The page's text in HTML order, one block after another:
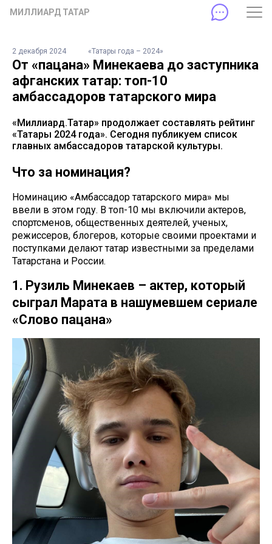
МИЛЛИАРД ТАТАР
2 декабря 2024 «Татары года – 2024»
От «пацана» Минекаева до заступника
афганских татар: топ-10
амбассадоров татарского мира
«Миллиард.Татар» продолжает составлять рейтинг
«Татары 2024 года». Сегодня публикуем список
главных амбассадоров татарской культуры.
Что за номинация?
Номинацию «Амбассадор татарского мира» мы
ввели в этом году. В топ-10 мы включили актеров,
спортсменов, общественных деятелей, ученых,
режиссеров, блогеров, которые своими проектами и
поступками делают татар известными за пределами
Татарстана и России.
1. Рузиль Минекаев – актер, который
сыграл Марата в нашумевшем сериале
«Слово пацана»